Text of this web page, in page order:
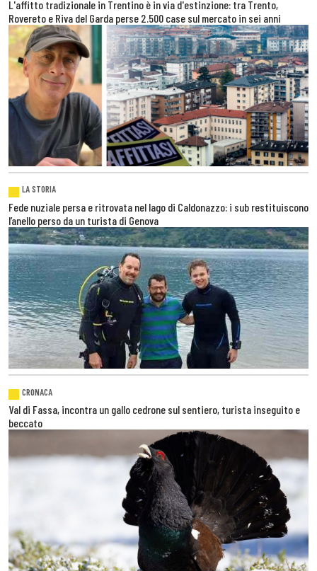
L'affitto tradizionale in Trentino è in via d'estinzione: tra Trento,
Rovereto e Riva del Garda perse 2.500 case sul mercato in sei anni
LA STORIA
Fede nuziale persa e ritrovata nel lago di Caldonazzo: i sub restituiscono
l’anello perso da un turista di Genova
CRONACA
Val di Fassa, incontra un gallo cedrone sul sentiero, turista inseguito e
beccato